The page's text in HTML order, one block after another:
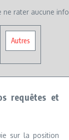
ne rater aucune
Autres
requêtes et
sur la position